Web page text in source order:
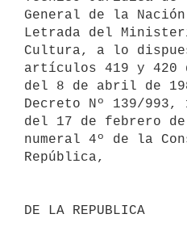
General de la
Letrada del
Cultura, a lo
artículos 419 y 420
del 8 de abril de
Decreto Nº 139/
del 17 de febrero de
numeral 4º de la
República,
DE LA REPUBLICA